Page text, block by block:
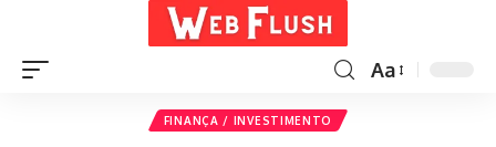
Aa
FINANÇA / INVESTIMENTO